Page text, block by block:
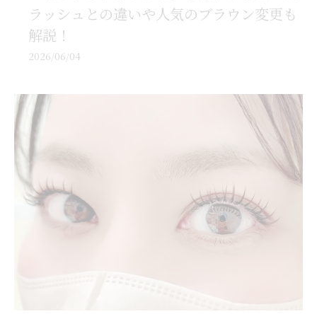
ラッシュとの違いや人気のブラウン変更も
解説！
2026/06/04